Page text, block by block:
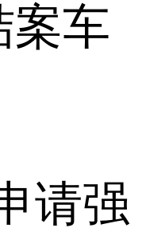
案车
请强